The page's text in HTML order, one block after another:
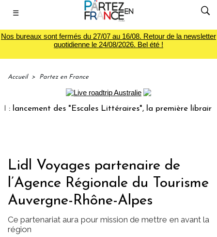
☰
Nos bureaux sont fermés du 27/07 au 16/08. Retour de la newsletter
quotidienne le 24/08/2026. Bel été !
Accueil > Partez en France
des "Escales Littéraires", la première librairie du
Lidl Voyages partenaire de
l’Agence Régionale du Tourisme
Auvergne-Rhône-Alpes
Ce partenariat aura pour mission de mettre en avant la
région